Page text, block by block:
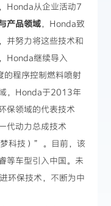
Honda从企业活动7
产品领域，Honda致
并努力将这些技术和
Honda继续导入
的程序控制燃料喷射
，Honda于2013年
保领域的代表技术
代动力总成技术
科技）”。目前，该
等车型引入中国。未
环保技术，不断为中